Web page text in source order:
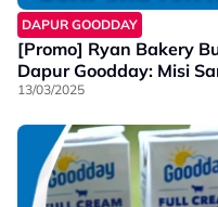
DAPUR GOODDAY
[Promo] Ryan Bakery
Dapur Goodday: Misi
13/03/2025